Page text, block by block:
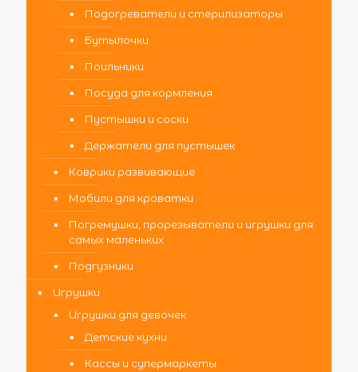
Подогреватели и стерилизаторы
Бутылочки
Поильники
Посуда для кормления
Пустышки и соски
Держатели для пустышек
Коврики развивающие
Мобили для кроватки
Погремушки, прорезыватели и игрушки для
самых маленьких
Подгузники
Игрушки
Игрушки для девочек
Детские кухни
Кассы и супермаркеты